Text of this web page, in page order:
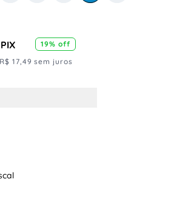
19% off
R$ 17,49 sem juros